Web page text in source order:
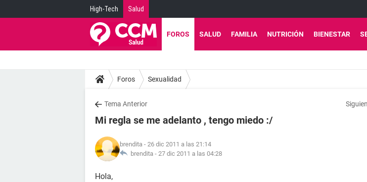
High-Tech Salud
FOROS SALUD FAMILIA NUTRICIÓN BIENESTAR
Foros Sexualidad
Tema Anterior
Mi regla se me adelanto , tengo miedo :/
brendita - 26 dic 2011 a las 21:14
brendita - 27 dic 2011 a las 04:28
Hola,